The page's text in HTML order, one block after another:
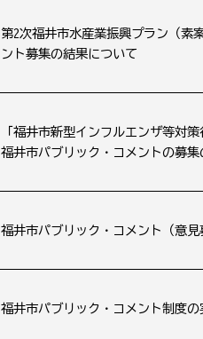
第2次福井市水産業振興プラン（素
ント募集の結果について
「福井市新型インフルエンザ等対
福井市パブリック・コメントの募集
福井市パブリック・コメント（意見
福井市パブリック・コメント制度